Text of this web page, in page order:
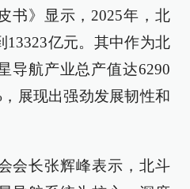
书》显示，2025年，北
13323亿元。其中作为北
导航产业总产值达6290
展现出强劲发展韧性和
会长张辉峰表示，北斗